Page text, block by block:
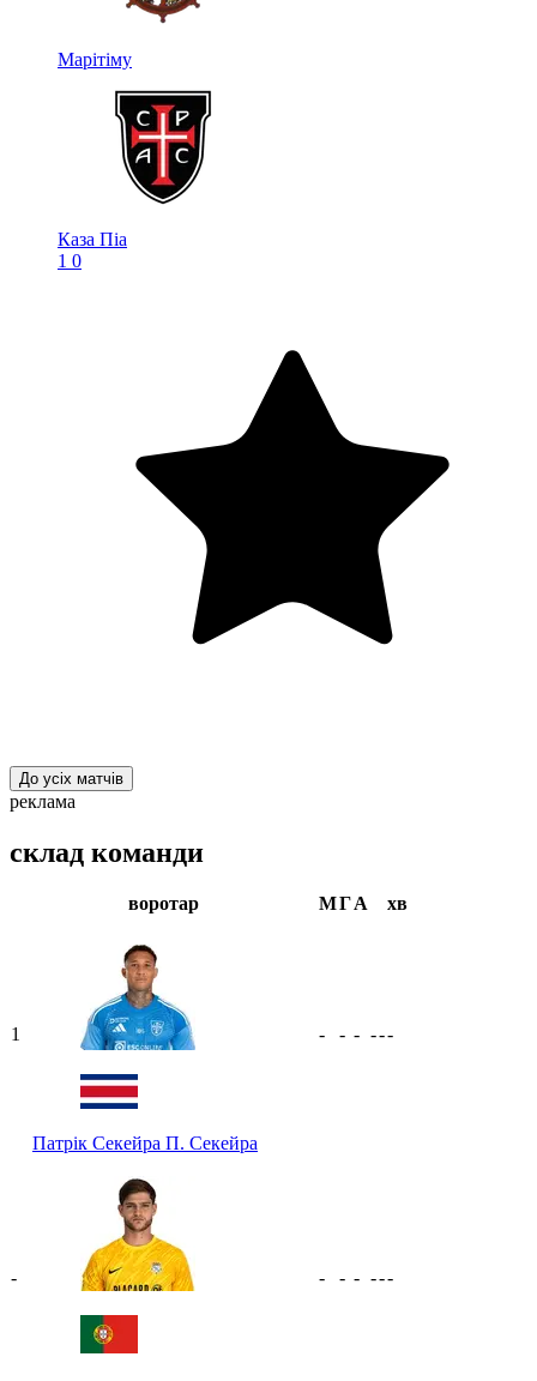
Марітіму
Каза Піа
1 0
До усіх матчів
реклама
склад команди
воротар МГА хв
1
Патрік Секейра П. Секейра
- - - ---
- - - - ---